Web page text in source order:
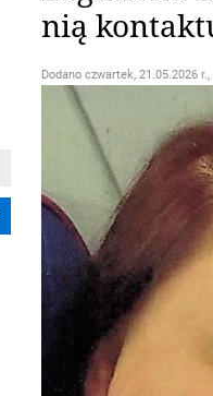
nią
Dodano czwartek, 21.05.2026 r.,